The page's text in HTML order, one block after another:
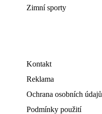
Zimní sporty
Kontakt
Reklama
Ochrana osobních údajů
Podmínky použití